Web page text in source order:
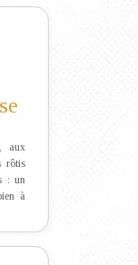
aux
rôtis
: un
à